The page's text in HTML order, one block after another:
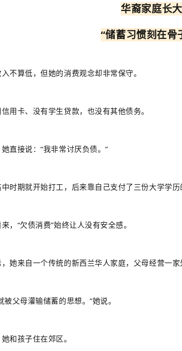
华裔家庭长大
“储蓄习惯刻在骨
不算低，但她的消费观念却非常保守。
用卡、没有学生贷款，也没有其他债务。
直接说：“我非常讨厌负债。”
时期就开始打工，后来靠自己支付了三份大学学历
，“欠债消费”始终让人没有安全感。
她来自一个传统的新西兰华人家庭，父母经营一家
被父母灌输储蓄的思想。”她说。
和孩子住在郊区。